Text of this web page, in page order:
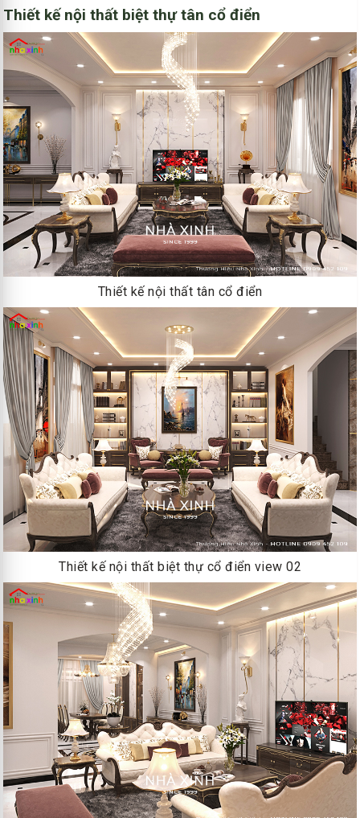
Thiết kế nội thất biệt thự tân cổ điển
Thiết kế nội thất tân cổ điển
Thiết kế nội thất biệt thự cổ điển view 02